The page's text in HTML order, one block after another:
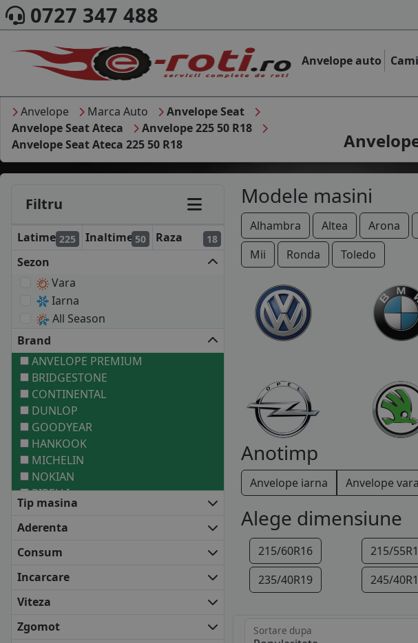
0727 347 488
Anvelope auto
Anvelope Marca Auto
Anvelope Seat
Anvelope Seat Ateca
Anvelope 225 50 R18
Anvelope Seat Ateca 225 50 R18
Filtru
Latime 225 Inaltime 50 Raza 18
Sezon
Vara
Iarna
All Season
Brand
ANVELOPE PREMIUM
BRIDGESTONE
CONTINENTAL
DUNLOP
GOODYEAR
HANKOOK
MICHELIN
NOKIAN
PIRELLI
ANVELOPE MEDII
BARUM
FALKEN
FIRESTONE
KLEBER
KUMHO
Tip masina
Aderenta
Consum
Incarcare
Viteza
Zgomot
Modele masini
Alhambra Altea Arona
Mii
Ronda Toledo
Anotimp
Anvelope iarna Anvelope vara
Alege dimensiune
215/60R16 215/
235/40R19
245/
Sortare dupa